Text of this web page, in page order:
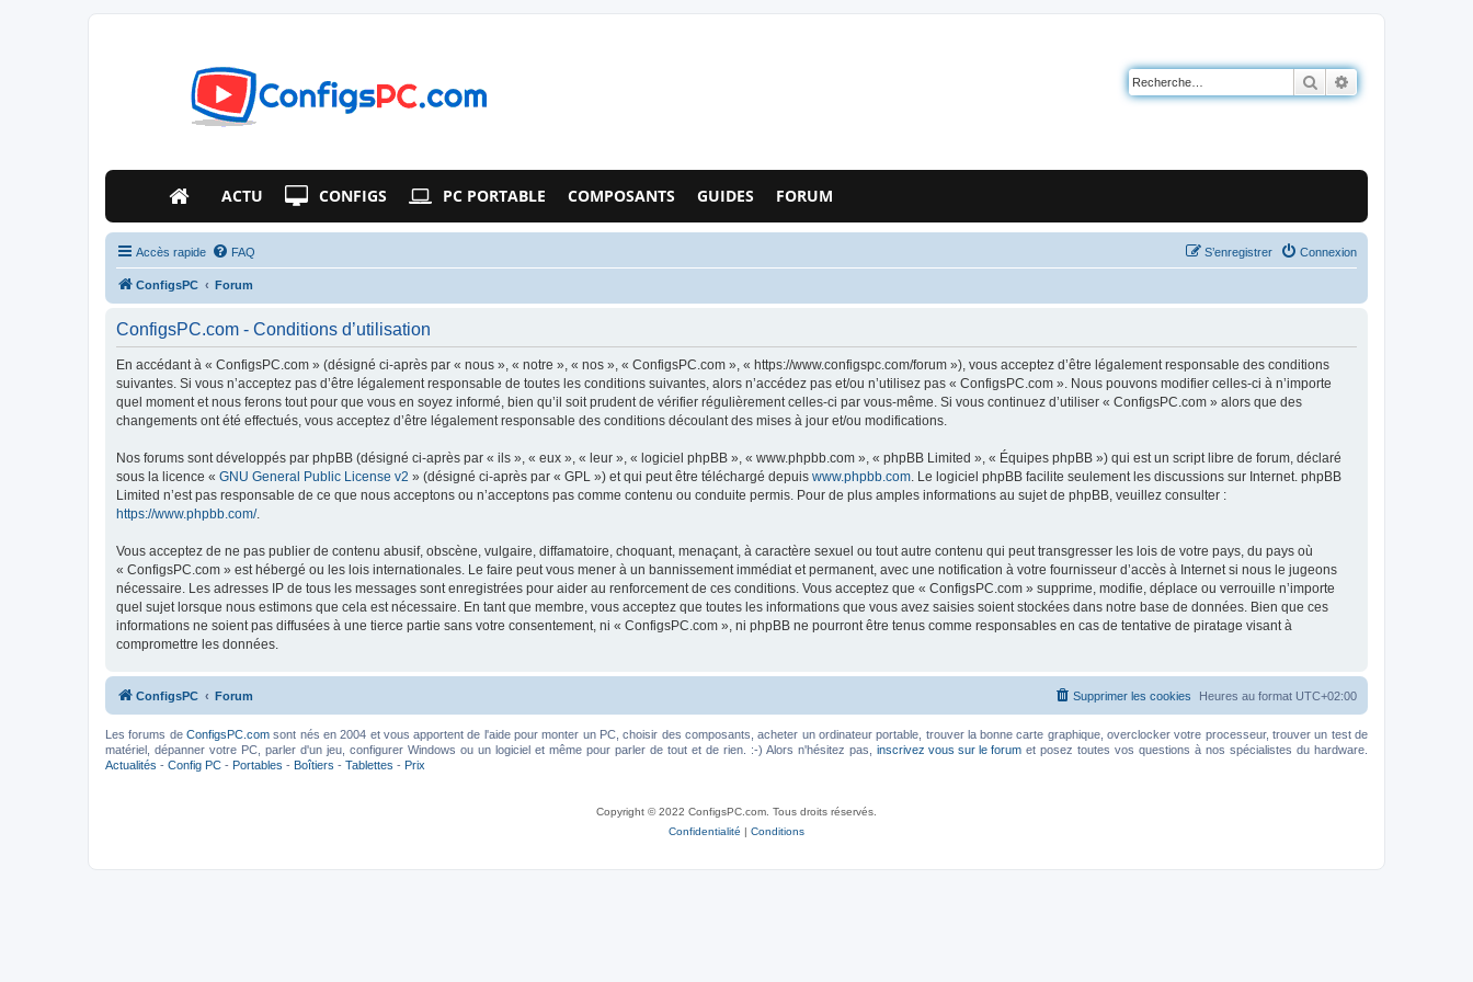
Rechercher
ACTU CONFIGS PC PORTABLE COMPOSANTS GUIDES FORUM
Accès rapide FAQ Connexion
S’enregistrer
ConfigsPC Forum
ConfigsPC.com - Conditions d’utilisation
En accédant à « ConfigsPC.com » (désigné ci-après par « nous », « notre », « nos », « ConfigsPC.com », « https://www.configspc.com/forum »), vous acceptez d’être légalement responsable des conditions
suivantes. Si vous n’acceptez pas d’être légalement responsable de toutes les conditions suivantes, alors n’accédez pas et/ou n’utilisez pas « ConfigsPC.com ». Nous pouvons modifier celles-ci à n’importe
quel moment et nous ferons tout pour que vous en soyez informé, bien qu’il soit prudent de vérifier régulièrement celles-ci par vous-même. Si vous continuez d’utiliser « ConfigsPC.com » alors que des
changements ont été effectués, vous acceptez d’être légalement responsable des conditions découlant des mises à jour et/ou modifications.
Nos forums sont développés par phpBB (désigné ci-après par « ils », « eux », « leur », « logiciel phpBB », « www.phpbb.com », « phpBB Limited », « Équipes phpBB ») qui est un script libre de forum, déclaré
sous la licence « GNU General Public License v2 » (désigné ci-après par « GPL ») et qui peut être téléchargé depuis www.phpbb.com. Le logiciel phpBB facilite seulement les discussions sur Internet. phpBB
Limited n’est pas responsable de ce que nous acceptons ou n’acceptons pas comme contenu ou conduite permis. Pour de plus amples informations au sujet de phpBB, veuillez consulter :
https://www.phpbb.com/.
Vous acceptez de ne pas publier de contenu abusif, obscène, vulgaire, diffamatoire, choquant, menaçant, à caractère sexuel ou tout autre contenu qui peut transgresser les lois de votre pays, du pays où
« ConfigsPC.com » est hébergé ou les lois internationales. Le faire peut vous mener à un bannissement immédiat et permanent, avec une notification à votre fournisseur d’accès à Internet si nous le jugeons
nécessaire. Les adresses IP de tous les messages sont enregistrées pour aider au renforcement de ces conditions. Vous acceptez que « ConfigsPC.com » supprime, modifie, déplace ou verrouille n’importe
quel sujet lorsque nous estimons que cela est nécessaire. En tant que membre, vous acceptez que toutes les informations que vous avez saisies soient stockées dans notre base de données. Bien que ces
informations ne soient pas diffusées à une tierce partie sans votre consentement, ni « ConfigsPC.com », ni phpBB ne pourront être tenus comme responsables en cas de tentative de piratage visant à
compromettre les données.
ConfigsPC Forum Heures au format UTC+02:00
Supprimer les cookies
Les forums de ConfigsPC.comsont nés en 2004 et vous apportent de l'aide pour monter un PC, choisir des composants, acheter un ordinateur portable, trouver la bonne carte graphique, overclocker votre processeur, trouver un test de
matériel, dépanner votre PC, parler d'un jeu, configurer Windows ou un logiciel et même pour parler de tout et de rien. :-) Alors n'hésitez pas, inscrivez vous sur le forum et posez toutes vos questions à nos spécialistes du hardware.
Actualités - Config PC - Portables - Boîtiers - Tablettes - Prix
Copyright © 2022 ConfigsPC.com. Tous droits réservés.
Confidentialité | Conditions